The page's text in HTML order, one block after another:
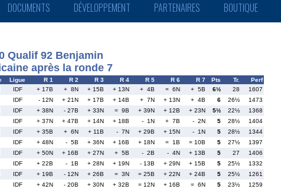
DOCUMENTS DÉVELOPPEMENT PARTENAIRES BOUTIQUE
Qualif 92 Benjamin
après la ronde 7
Ligue R 1 R 2 R 3 R 4 R 5 R 6 R 7 Pts Tr.
Perf
IDF + 17B + 8N + 15B + 13N + 4B = 6N + 5B 6½ 28
1607
IDF - 12N + 21N + 17B + 14B + 7N + 13N + 4B 6 26½
1473
IDF + 38N - 27B + 33N = 9B + 39N + 12B + 23N 5½ 22½
1368
IDF + 37N + 47B + 14N + 18B - 1N + 7B - 2N 5 28½
1404
IDF + 35B + 6N + 11B - 7N + 29B + 15N - 1N 5 28½
1344
IDF + 48N - 5B + 36N + 16B + 18N = 1B = 10B 5 27½
1397
IDF + 50N + 16B + 27N + 5B - 2B - 4N + 13B 5 27
1406
IDF + 22B - 1B + 28N + 19N - 13B + 29N + 15B 5 25½
1332
IDF + 19B - 12N + 26B = 3N = 25B + 22N + 24B 5 25½
1261
IDF + 42N - 20B + 30N + 32B = 12N + 16B = 6N 5 23½
1259